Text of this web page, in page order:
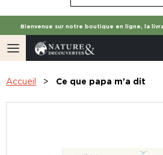
Bienvenue sur notre boutique en ligne, la
Accueil Ce que papa m'a dit